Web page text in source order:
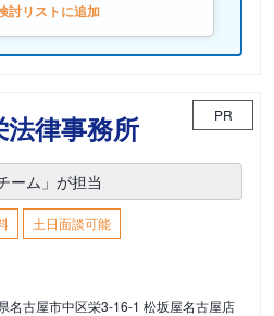
討リストに追加
律事務所 PR
ーム」が担当
土日面談可能
名古屋市中区栄3-16-1 松坂屋名古屋店